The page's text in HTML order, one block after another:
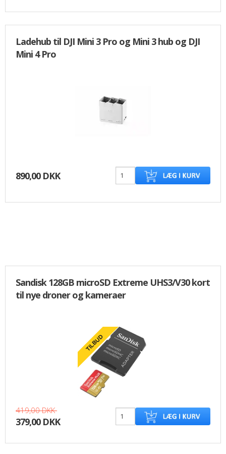
Ladehub til DJI Mini 3 Pro og Mini 3 hub og DJI
Mini 4 Pro
890,00 DKK
Sandisk 128GB microSD Extreme UHS3/V30 kort
til nye droner og kameraer
419,00 DKK
379,00 DKK